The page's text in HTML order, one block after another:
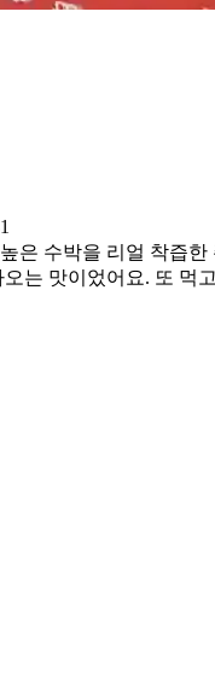
은 수박을 리얼 착즙
는 맛이었어요. 또 먹